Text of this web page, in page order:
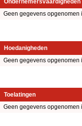
Geen gegevens opgenomen
Hoedanigheden
Geen gegevens opgenomen
Toelatingen
Geen gegevens opgenomen